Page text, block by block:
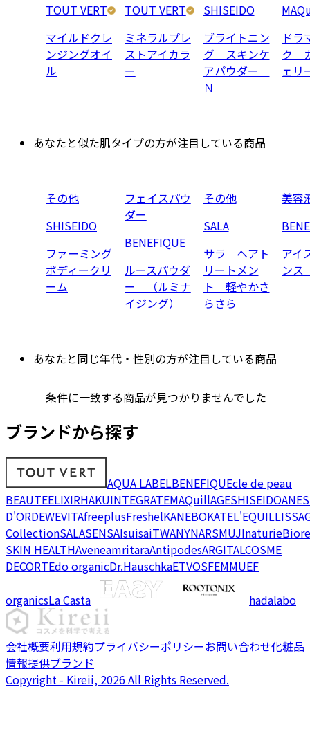
TOUT VERT
マイルドクレ
ンジングオイ
ル
TOUT VERT
ミネラルプレ
ストアイカラ
ー
SHISEIDO
ブライトニン
グ スキンケ
アパウダー
Ｎ
ドラ
ク
ェ
あなたと似た肌タイプの方が注目している商品
その他
SHISEIDO
ファーミング
ボディークリ
ーム
フェイスパウ
ダー
BENEFIQUE
ルースパウダ
ー （ルミナ
イジング）
その他
SALA
サラ ヘアト
リートメン
ト 軽やかさ
らさら
美容
アイ
ン
あなたと同じ年代・性別の方が注目している商品
条件に一致する商品が見つかりませんでした
ブランドから探す
AQUA LABELBENEFIQUEcle de peau
BEAUTEELIXIRHAKUINTEGRATEMAQuillAGESHISEIDO
D'ORDEWEVITAfreeplusFreshelKANEBOKATEL'EQUIL
CollectionSALASENSAIsuisaiTWANYNARSMUJInaturieBiore
SKIN HEALTHAveneamritaraAntipodesARGITALCOSME
DECORTEdo organicDr.HauschkaETVOSFEMMUEF
organicsLa Casta hadalabo
会社概要利用規約プライバシーポリシーお問い合わせ化粧品
情報提供ブランド
Copyright - Kireii, 2026 All Rights Reserved.